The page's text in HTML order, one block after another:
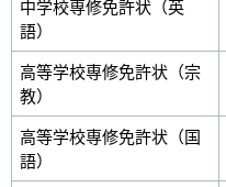
中学校専修免許状（英
語）
高等学校専修免許状（宗
教）
高等学校専修免許状（国
語）